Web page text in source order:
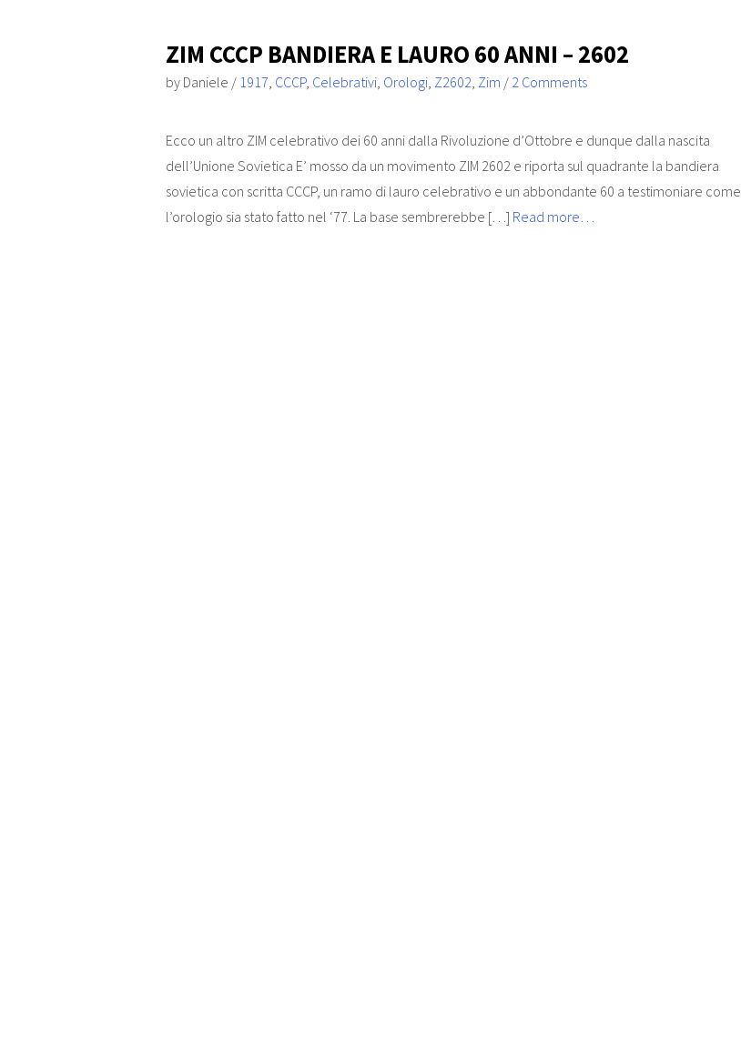
ZIM CCCP BANDIERA E LAURO 60 ANNI – 2602
by Daniele / 1917, CCCP, Celebrativi, Orologi, Z2602, Zim / 2 Comments
Ecco un altro ZIM celebrativo dei 60 anni dalla Rivoluzione d’Ottobre e dunque dalla nascita
dell’Unione Sovietica E’ mosso da un movimento ZIM 2602 e riporta sul quadrante la bandiera
sovietica con scritta CCCP, un ramo di lauro celebrativo e un abbondante 60 a testimoniare come
l’orologio sia stato fatto nel ‘77. La base sembrerebbe […] Read more…